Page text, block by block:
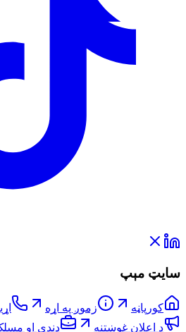
سایټ مېپ
کورپاڼه زموږ په اړه
د اعلان غوښتنه
دندې او